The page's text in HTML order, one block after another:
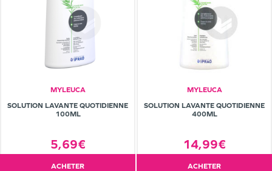
MYLEUCA
SOLUTION LAVANTE QUOTIDIENNE
100ML
5,69€
ACHETER
MYLEUCA
SOLUTION LAVANTE QUOTIDIENNE
400ML
14,99€
ACHETER